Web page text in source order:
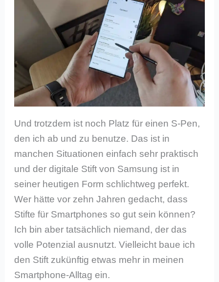
Und trotzdem ist noch Platz für einen S-Pen,
den ich ab und zu benutze. Das ist in
manchen Situationen einfach sehr praktisch
und der digitale Stift von Samsung ist in
seiner heutigen Form schlichtweg perfekt.
Wer hätte vor zehn Jahren gedacht, dass
Stifte für Smartphones so gut sein können?
Ich bin aber tatsächlich niemand, der das
volle Potenzial ausnutzt. Vielleicht baue ich
den Stift zukünftig etwas mehr in meinen
Smartphone-Alltag ein.